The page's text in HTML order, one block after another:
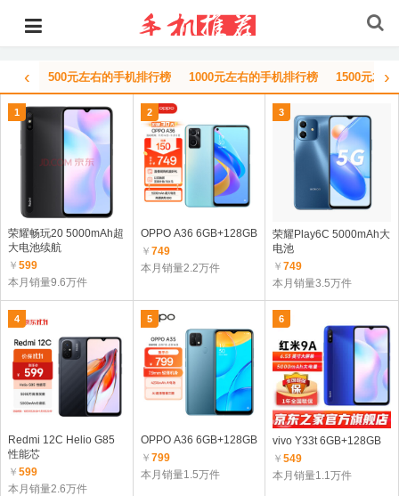
‹ 500元左右的手机排行榜 1000元左右的手机排行榜 1500元左›
1
荣耀畅玩20 5000mAh超
大电池续航
￥ 599
本月销量9.6万件
2
OPPO A36 6GB+128GB
￥ 749
本月销量2.2万件
3
荣耀Play6C 5000mAh大
电池
￥749
本月销量3.5万件
4
Redmi 12C Helio G85
性能芯
￥ 599
本月销量2.6万件
5
OPPO A36 6GB+128GB
￥ 799
本月销量1.5万件
6
vivo Y33t 6GB+128GB
￥549
本月销量1.1万件